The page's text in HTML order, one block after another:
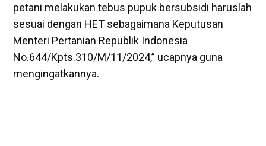
petani melakukan tebus pupuk bersubsidi haruslah
sesuai dengan HET sebagaimana Keputusan
Menteri Pertanian Republik Indonesia
No.644/Kpts.310/M/11/2024,” ucapnya guna
mengingatkannya.